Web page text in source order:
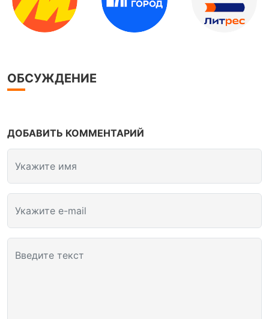
ОБСУЖДЕНИЕ
ДОБАВИТЬ КОММЕНТАРИЙ
Укажите имя
Укажите e-mail
Введите текст